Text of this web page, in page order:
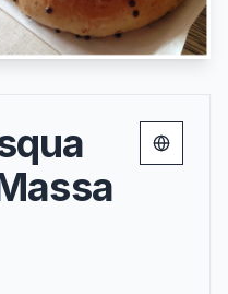
Change